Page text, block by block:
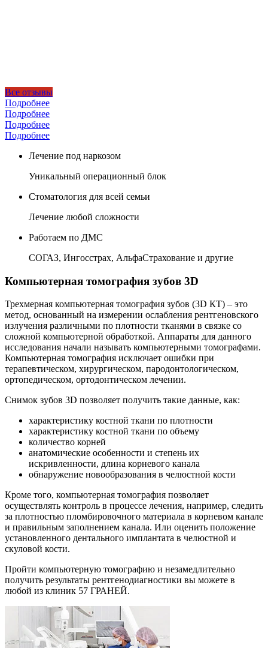
Все отзывы
Подробнее
Подробнее
Подробнее
Подробнее
Лечение под наркозом
Уникальный операционный блок
Стоматология для всей семьи
Лечение любой сложности
Работаем по ДМС
СОГАЗ, Ингосстрах, АльфаСтрахование и другие
Компьютерная томография зубов 3D
Трехмерная компьютерная томография зубов (3D КТ) – это
метод, основанный на измерении ослабления рентгеновского
излучения различными по плотности тканями в связке со
сложной компьютерной обработкой. Аппараты для данного
исследования начали называть компьютерными томографами.
Компьютерная томография исключает ошибки при
терапевтическом, хирургическом, пародонтологическом,
ортопедическом, ортодонтическом лечении.
Снимок зубов 3D позволяет получить такие данные, как:
характеристику костной ткани по плотности
характеристику костной ткани по объему
количество корней
анатомические особенности и степень их
искривленности, длина корневого канала
обнаружение новообразования в челюстной кости
Кроме того, компьютерная томография позволяет
осуществлять контроль в процессе лечения, например, следить
за плотностью пломбировочного материала в корневом канале
и правильным заполнением канала. Или оценить положение
установленного дентального имплантата в челюстной и
скуловой кости.
Пройти компьютерную томографию и незамедлительно
получить результаты рентгенодиагностики вы можете в
любой из клиник 57 ГРАНЕЙ.